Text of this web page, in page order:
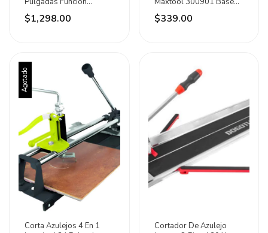
Múltiple Total
$1,298.00
Gruadada 16in
$339.00
Agotado
Corta Azulejos 4 En 1
Cortador De Azulejo